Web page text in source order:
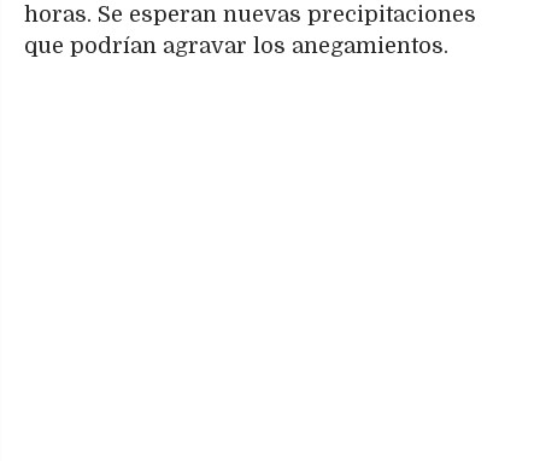
horas. Se esperan nuevas precipitaciones
que podrían agravar los anegamientos.